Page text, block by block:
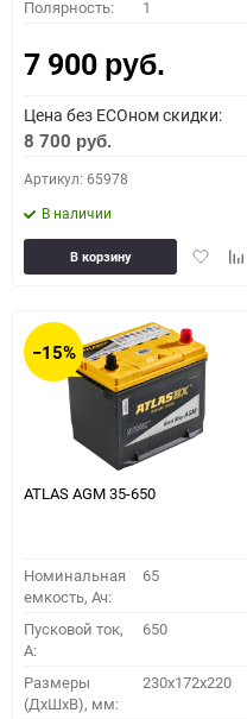
Полярность: 1
7 900 руб.
Цена без ECOном скидки:
8 700 руб.
Артикул: 65978
В наличии
В корзину
−15%
ATLAS AGM 35-650
Номинальная
емкость, Ач:
65
Пусковой ток,
A:
650
Размеры
(ДхШхВ), мм:
230x172x220